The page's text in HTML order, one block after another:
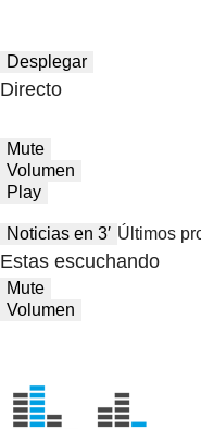
Desplegar
Directo
Mute
Volumen
Play
Noticias en 3′ Últimos
Estas escuchando
Mute
Volumen